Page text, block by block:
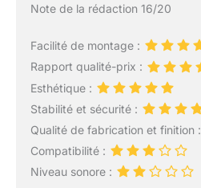
Note de la rédaction 16/20
Facilité de montage :
Rapport qualité-prix :
Esthétique :
Stabilité et sécurité :
Qualité de fabrication et finition :
Compatibilité :
Niveau sonore :